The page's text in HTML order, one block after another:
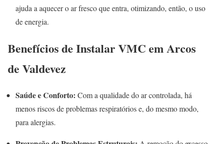
ajuda a aquecer o ar fresco que entra, otimizando, então, o uso
de energia.
Benefícios de Instalar VMC em Arcos
de Valdevez
Saúde e Conforto: Com a qualidade do ar controlada, há
menos riscos de problemas respiratórios e, do mesmo modo,
para alergias.